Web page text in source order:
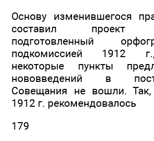
Основу изменившегося
составил проект
подготовленный
подкомиссией 1912
некоторые пункты
нововведений в
Совещания не вошли.
1912 г. рекомендовалось
179